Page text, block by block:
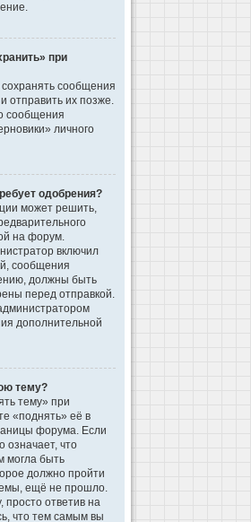
при
сообщения
отправить их позже.
сообщения
личного
одобрения?
может решить,
на форум.
включил
сообщения
должны быть
перед отправкой.
дополнительной
тему?
тему» при
«поднять» её в
форума. Если
означает, что
могла быть
должно пройти
ещё не прошло.
просто ответив на
что тем самым вы